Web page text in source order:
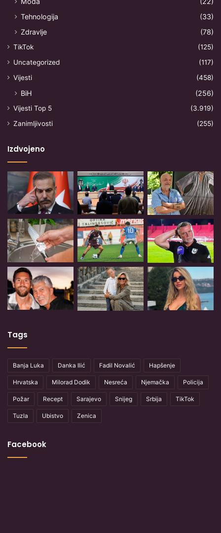
Tehnologija
(33)
Zdravlje
(78)
TikTok
(125)
Uncategorized
(117)
Vijesti
(458)
BiH (256)
Vijesti Top 5
(3.919)
Zanimljivosti
(255)
Izdvojeno
Tags
Banja Luka Danka Ilić Fadil Novalić Hapšenje
Hrvatska Milorad Dodik Nesreća Njemačka Policija
Požar Recept Sarajevo Snijeg Srbija TikTok
Tuzla Ubistvo Zenica
Facebook